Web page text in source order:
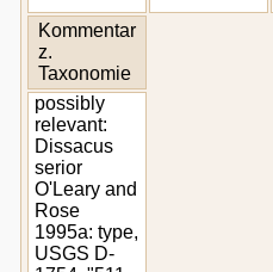
Kommentar
z.
Taxonomie
possibly
relevant:
Dissacus
serior
O'Leary and
Rose
1995a: type,
USGS D-